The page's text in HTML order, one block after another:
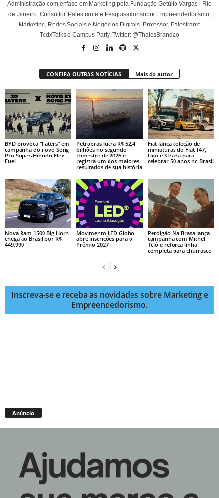
Administração com ênfase em Marketing pela Fundação Getúlio Vargas - Rio
de Janeiro. Consultor, Palestrante e Pesquisador sobre Empreendedorismo,
Marketing, Redes Sociais e Negócios Digitais. Professor, Palestrante
TedxTalks e Campus Party. Twitter: @ThalesBrandao
CONFIRA OUTRAS NOTÍCIAS Mais do autor
BYD provoca “haters” em
campanha do novo Song
Pro Super-Híbrido Flex
Fuel
Petrobras lucra R$ 52,4
bilhões no segundo
trimestre de 2026 e
registra um dos maiores
resultados de sua história
Fiat lança coleção de
miniaturas do Fiat 147,
Uno e Strada para
celebrar 50 anos no Brasil
Nova Ram 1500 Big Horn
chega ao Brasil por R$
449.990
Movimento LED Globo
abre inscrições para o
Prêmio 2027
Perdigão Na Brasa lança
campanha com Michel
Teló e reforça linha
completa para churrasco
Inscreva-se e receba as novidades sobre Marketing e
Empreendedorismo.
Anúncio